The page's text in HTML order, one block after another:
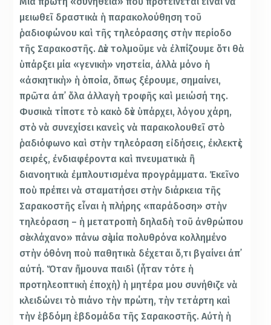
μειωθεῖ δραστικὰ ἡ παρακολούθηση τοῦ
ῥαδιοφώνου καὶ τῆς τηλεόρασης στὴν περίοδο
τῆς Σαρακοστῆς. Δὲν τολμοῦμε νὰ ἐλπίζουμε ὅτι θὰ
ὑπάρξει μία «γενικὴ» νηστεία, ἀλλὰ μόνο ἡ
«ἀσκητικὴ» ἡ ὁποία, ὅπως ξέρουμε, σημαίνει,
πρῶτα ἀπ᾿ ὅλα ἀλλαγὴ τροφῆς καὶ μειώσή της.
Φυσικὰ τίποτε τὸ κακὸ δὲν ὑπάρχει, λόγου χάρη,
στὸ νὰ συνεχίσει κανεὶς νὰ παρακολουθεῖ στὸ
ῥαδιόφωνο καὶ στὴν τηλεόραση εἰδήσεις, ἐκλεκτὲς
σειρές, ἐνδιαφέροντα καὶ πνευματικὰ ἢ
διανοητικὰ ἐμπλουτισμένα προγράμματα. Ἐκεῖνο
ποὺ πρέπει νὰ σταματήσει στὴν διάρκεια τῆς
Σαρακοστῆς εἶναι ἡ πλήρης «παράδοση» στὴν
τηλεόραση – ἡ μετατροπὴ δηλαδὴ τοῦ ἀνθρώπου
σὲ «λάχανο» πάνω σὲ μία πολυθρόνα κολλημένο
στὴν ὀθόνη ποὺ παθητικὰ δέχεται ὅ,τι βγαίνει ἀπ᾿
αὐτή. Ὅταν ἤμουνα παιδὶ (ἦταν τότε ἡ
προτηλεοπτικὴ ἐποχὴ) ἡ μητέρα μου συνήθιζε νὰ
κλειδώνει τὸ πιάνο τὴν πρώτη, τὴν τετάρτη καὶ
τὴν ἑβδόμη ἑβδομάδα τῆς Σαρακοστῆς. Αὐτὴ ἡ